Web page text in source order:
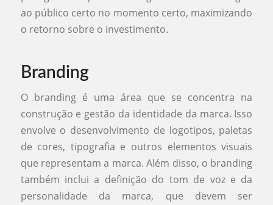
ao público certo no momento certo, maximizando
o retorno sobre o investimento.
Branding
O branding é uma área que se concentra na
construção e gestão da identidade da marca. Isso
envolve o desenvolvimento de logotipos, paletas
de cores, tipografia e outros elementos visuais
que representam a marca. Além disso, o branding
também inclui a definição do tom de voz e da
personalidade da marca, que devem ser